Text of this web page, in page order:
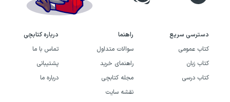
دسترسی سریع
کتاب عمومی
کتاب زبان
کتاب درسی
راهنما
سوالات متداول
راهنمای خرید
مجله کتابچی
نقشه سایت
درباره کتابچی
تماس با ما
پشتیبانی
درباره ما